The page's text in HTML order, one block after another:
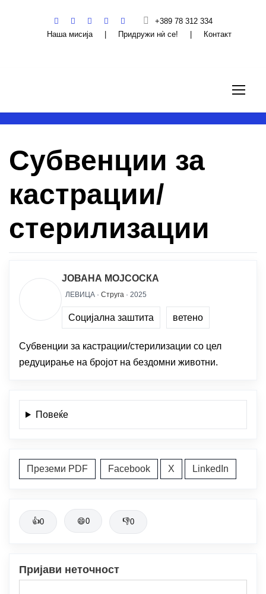
+389 78 312 334
Наша мисија
Придружи нѝ се! Контакт
Субвенции за
кастрации/
стерилизации
ЈОВАНА МОЈСОСКА
ЛЕВИЦА · Струга · 2025
Социјална заштита ветено
Субвенции за кастрации/стерилизации со цел
редуцирање на бројот на бездомни животни.
Повеќе
Преземи PDF Facebook X LinkedIn
👍0 😄0 👎0
Пријави неточност